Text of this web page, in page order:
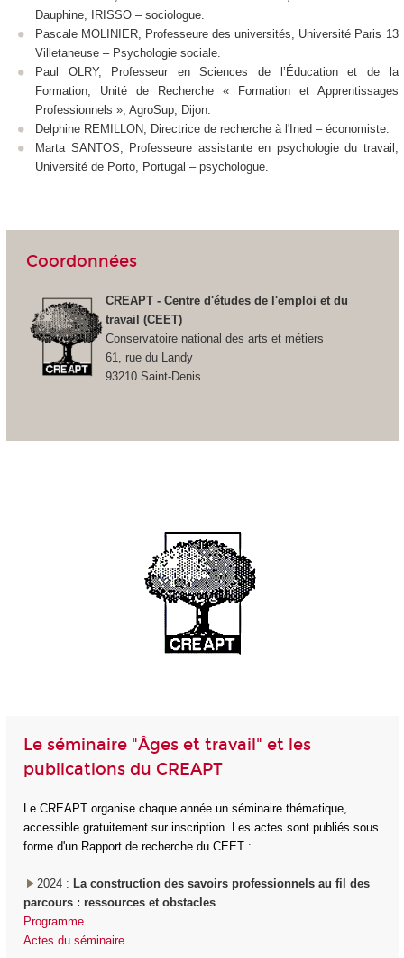
Dauphine, IRISSO – sociologue.
Pascale MOLINIER, Professeure des universités, Université Paris 13
Villetaneuse – Psychologie sociale.
Paul OLRY, Professeur en Sciences de l’Éducation et de la
Formation, Unité de Recherche « Formation et Apprentissages
Professionnels », AgroSup, Dijon.
Delphine REMILLON, Directrice de recherche à l'Ined – économiste.
Marta SANTOS, Professeure assistante en psychologie du travail,
Université de Porto, Portugal – psychologue.
Coordonnées
CREAPT - Centre d'études de l'emploi et du
travail (CEET)
Conservatoire national des arts et métiers
61, rue du Landy
93210 Saint-Denis
Le séminaire "Âges et travail" et les
publications du CREAPT
Le CREAPT organise chaque année un séminaire thématique,
accessible gratuitement sur inscription. Les actes sont publiés sous
forme d'un Rapport de recherche du CEET:
2024 : La construction des savoirs professionnels au fil des
parcours : ressources et obstacles
Programme
Actes du séminaire